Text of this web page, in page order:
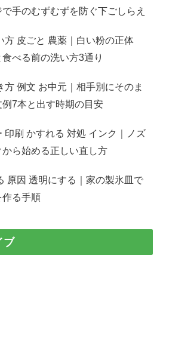
手のむずむずを防ぐ下ごしらえ
方 皮ごと 農薬｜白い粉の正体
べる前の洗い方3通り
方 例文 お中元｜相手別にそのま
例7本と出す時期の目安
印刷 かすれる 対処 インク｜ノズ
から始める正しい直し方
原因 透明にする｜家の製氷皿で
る手順
ブ